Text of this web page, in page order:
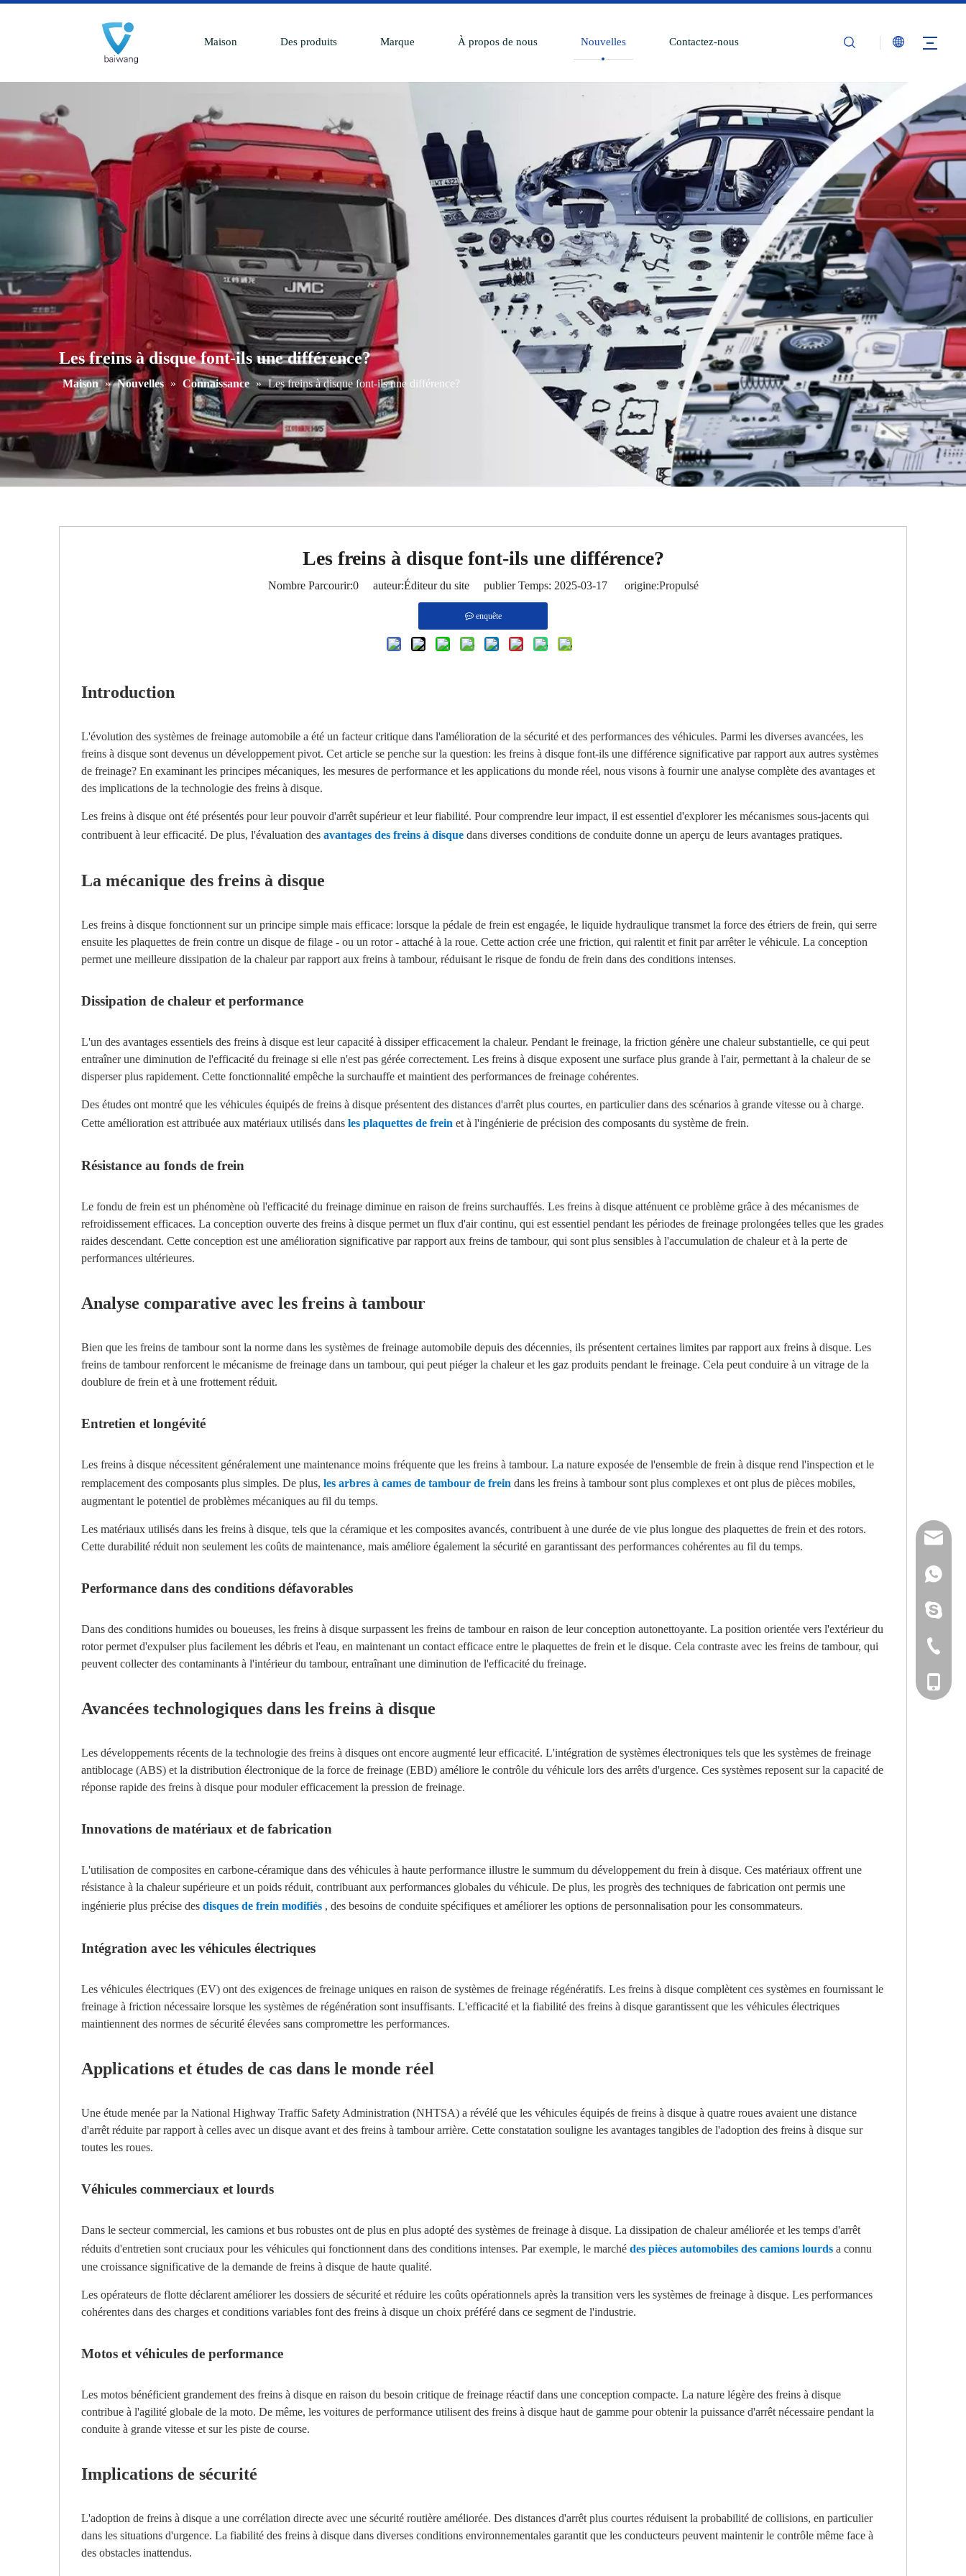
Maison Des produits Marque À propos de nous Nouvelles Contactez-nous
Les freins à disque font-ils une différence?
Maison » Nouvelles » Connaissance » Les freins à disque font-ils une différence?
Les freins à disque font-ils une différence?
Nombre Parcourir:0auteur:Éditeur du site publier Temps: 2025-03-17 origine:Propulsé
enquête
Introduction
L'évolution des systèmes de freinage automobile a été un facteur critique dans l'amélioration de la sécurité et des performances des véhicules. Parmi les diverses avancées, les
freins à disque sont devenus un développement pivot. Cet article se penche sur la question: les freins à disque font-ils une différence significative par rapport aux autres systèmes
de freinage? En examinant les principes mécaniques, les mesures de performance et les applications du monde réel, nous visons à fournir une analyse complète des avantages et
des implications de la technologie des freins à disque.
Les freins à disque ont été présentés pour leur pouvoir d'arrêt supérieur et leur fiabilité. Pour comprendre leur impact, il est essentiel d'explorer les mécanismes sous-jacents qui
contribuent à leur efficacité. De plus, l'évaluation des avantages des freins à disque dans diverses conditions de conduite donne un aperçu de leurs avantages pratiques.
La mécanique des freins à disque
Les freins à disque fonctionnent sur un principe simple mais efficace: lorsque la pédale de frein est engagée, le liquide hydraulique transmet la force des étriers de frein, qui serre
ensuite les plaquettes de frein contre un disque de filage - ou un rotor - attaché à la roue. Cette action crée une friction, qui ralentit et finit par arrêter le véhicule. La conception
permet une meilleure dissipation de la chaleur par rapport aux freins à tambour, réduisant le risque de fondu de frein dans des conditions intenses.
Dissipation de chaleur et performance
L'un des avantages essentiels des freins à disque est leur capacité à dissiper efficacement la chaleur. Pendant le freinage, la friction génère une chaleur substantielle, ce qui peut
entraîner une diminution de l'efficacité du freinage si elle n'est pas gérée correctement. Les freins à disque exposent une surface plus grande à l'air, permettant à la chaleur de se
disperser plus rapidement. Cette fonctionnalité empêche la surchauffe et maintient des performances de freinage cohérentes.
Des études ont montré que les véhicules équipés de freins à disque présentent des distances d'arrêt plus courtes, en particulier dans des scénarios à grande vitesse ou à charge.
Cette amélioration est attribuée aux matériaux utilisés dans les plaquettes de frein et à l'ingénierie de précision des composants du système de frein.
Résistance au fonds de frein
Le fondu de frein est un phénomène où l'efficacité du freinage diminue en raison de freins surchauffés. Les freins à disque atténuent ce problème grâce à des mécanismes de
refroidissement efficaces. La conception ouverte des freins à disque permet un flux d'air continu, qui est essentiel pendant les périodes de freinage prolongées telles que les grades
raides descendant. Cette conception est une amélioration significative par rapport aux freins de tambour, qui sont plus sensibles à l'accumulation de chaleur et à la perte de
performances ultérieures.
Analyse comparative avec les freins à tambour
Bien que les freins de tambour sont la norme dans les systèmes de freinage automobile depuis des décennies, ils présentent certaines limites par rapport aux freins à disque. Les
freins de tambour renforcent le mécanisme de freinage dans un tambour, qui peut piéger la chaleur et les gaz produits pendant le freinage. Cela peut conduire à un vitrage de la
doublure de frein et à une frottement réduit.
Entretien et longévité
Les freins à disque nécessitent généralement une maintenance moins fréquente que les freins à tambour. La nature exposée de l'ensemble de frein à disque rend l'inspection et le
remplacement des composants plus simples. De plus, les arbres à cames de tambour de frein dans les freins à tambour sont plus complexes et ont plus de pièces mobiles,
augmentant le potentiel de problèmes mécaniques au fil du temps.
Les matériaux utilisés dans les freins à disque, tels que la céramique et les composites avancés, contribuent à une durée de vie plus longue des plaquettes de frein et des rotors.
Cette durabilité réduit non seulement les coûts de maintenance, mais améliore également la sécurité en garantissant des performances cohérentes au fil du temps.
Performance dans des conditions défavorables
Dans des conditions humides ou boueuses, les freins à disque surpassent les freins de tambour en raison de leur conception autonettoyante. La position orientée vers l'extérieur du
rotor permet d'expulser plus facilement les débris et l'eau, en maintenant un contact efficace entre le plaquettes de frein et le disque. Cela contraste avec les freins de tambour, qui
peuvent collecter des contaminants à l'intérieur du tambour, entraînant une diminution de l'efficacité du freinage.
Avancées technologiques dans les freins à disque
Les développements récents de la technologie des freins à disques ont encore augmenté leur efficacité. L'intégration de systèmes électroniques tels que les systèmes de freinage
antiblocage (ABS) et la distribution électronique de la force de freinage (EBD) améliore le contrôle du véhicule lors des arrêts d'urgence. Ces systèmes reposent sur la capacité de
réponse rapide des freins à disque pour moduler efficacement la pression de freinage.
Innovations de matériaux et de fabrication
L'utilisation de composites en carbone-céramique dans des véhicules à haute performance illustre le summum du développement du frein à disque. Ces matériaux offrent une
résistance à la chaleur supérieure et un poids réduit, contribuant aux performances globales du véhicule. De plus, les progrès des techniques de fabrication ont permis une
ingénierie plus précise des disques de frein modifiés , des besoins de conduite spécifiques et améliorer les options de personnalisation pour les consommateurs.
Intégration avec les véhicules électriques
Les véhicules électriques (EV) ont des exigences de freinage uniques en raison de systèmes de freinage régénératifs. Les freins à disque complètent ces systèmes en fournissant le
freinage à friction nécessaire lorsque les systèmes de régénération sont insuffisants. L'efficacité et la fiabilité des freins à disque garantissent que les véhicules électriques
maintiennent des normes de sécurité élevées sans compromettre les performances.
Applications et études de cas dans le monde réel
Une étude menée par la National Highway Traffic Safety Administration (NHTSA) a révélé que les véhicules équipés de freins à disque à quatre roues avaient une distance
d'arrêt réduite par rapport à celles avec un disque avant et des freins à tambour arrière. Cette constatation souligne les avantages tangibles de l'adoption des freins à disque sur
toutes les roues.
Véhicules commerciaux et lourds
Dans le secteur commercial, les camions et bus robustes ont de plus en plus adopté des systèmes de freinage à disque. La dissipation de chaleur améliorée et les temps d'arrêt
réduits d'entretien sont cruciaux pour les véhicules qui fonctionnent dans des conditions intenses. Par exemple, le marché des pièces automobiles des camions lourds a connu
une croissance significative de la demande de freins à disque de haute qualité.
Les opérateurs de flotte déclarent améliorer les dossiers de sécurité et réduire les coûts opérationnels après la transition vers les systèmes de freinage à disque. Les performances
cohérentes dans des charges et conditions variables font des freins à disque un choix préféré dans ce segment de l'industrie.
Motos et véhicules de performance
Les motos bénéficient grandement des freins à disque en raison du besoin critique de freinage réactif dans une conception compacte. La nature légère des freins à disque
contribue à l'agilité globale de la moto. De même, les voitures de performance utilisent des freins à disque haut de gamme pour obtenir la puissance d'arrêt nécessaire pendant la
conduite à grande vitesse et sur les piste de course.
Implications de sécurité
L'adoption de freins à disque a une corrélation directe avec une sécurité routière améliorée. Des distances d'arrêt plus courtes réduisent la probabilité de collisions, en particulier
dans les situations d'urgence. La fiabilité des freins à disque dans diverses conditions environnementales garantit que les conducteurs peuvent maintenir le contrôle même face à
des obstacles inattendus.
+86-
+86-